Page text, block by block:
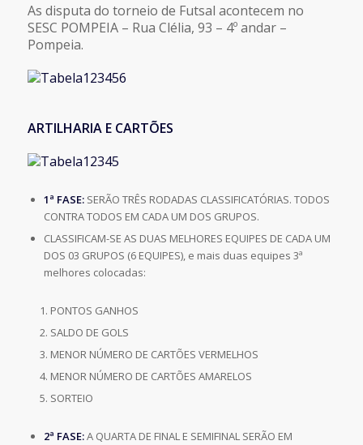
As disputa do torneio de Futsal acontecem no
SESC POMPEIA – Rua Clélia, 93 – 4º andar –
Pompeia.
ARTILHARIA E CARTÕES
1ª FASE:SERÃO TRÊS RODADAS CLASSIFICATÓRIAS. TODOS
CONTRA TODOS EM CADA UM DOS GRUPOS.
CLASSIFICAM-SE AS DUAS MELHORES EQUIPES DE CADA UM
DOS 03 GRUPOS (6 EQUIPES), e mais duas equipes 3ª
melhores colocadas:
PONTOS GANHOS
SALDO DE GOLS
MENOR NÚMERO DE CARTÕES VERMELHOS
MENOR NÚMERO DE CARTÕES AMARELOS
SORTEIO
2ª FASE:A QUARTA DE FINAL E SEMIFINAL SERÃO EM